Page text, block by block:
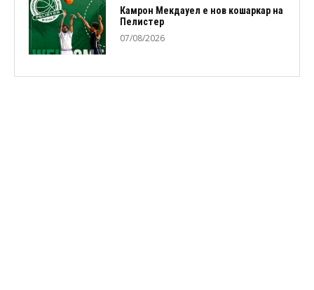
Камрон Мекдауел е нов кошаркар на
Пелистер
07/08/2026